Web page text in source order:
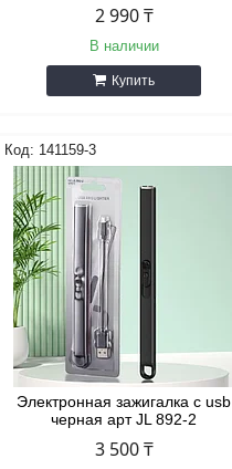
2 990 ₸
В наличии
Купить
141159-3
Электронная зажигалка с usb
черная арт JL 892-2
3 500 ₸